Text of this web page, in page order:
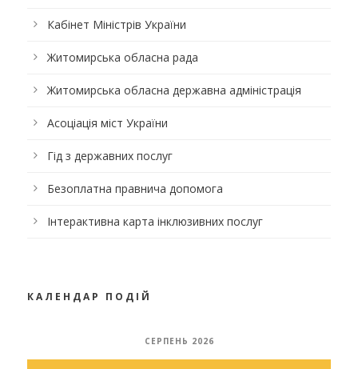
Кабінет Міністрів України
Житомирська обласна рада
Житомирська обласна державна адміністрація
Асоціація міст України
Гід з державних послуг
Безоплатна правнича допомога
Інтерактивна карта інклюзивних послуг
КАЛЕНДАР ПОДІЙ
СЕРПЕНЬ 2026